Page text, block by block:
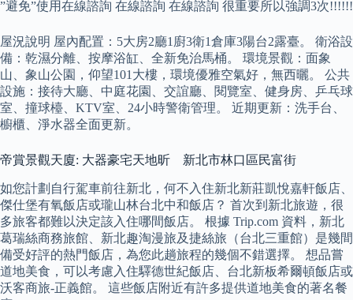
”避免”使用在線諮詢 在線諮詢 在線諮詢 很重要所以強調3次!!!!!!
屋況說明 屋內配置：5大房2廳1廚3衛1倉庫3陽台2露臺。 衛浴設
備：乾濕分離、按摩浴缸、全新免治馬桶。 環境景觀：面象
山、象山公園，仰望101大樓，環境優雅空氣好，無西曬。 公共
設施：接待大廳、中庭花園、交誼廳、閱覽室、健身房、乒乓球
室、撞球檯、KTV室、24小時警衛管理。 近期更新：洗手台、
櫥櫃、淨水器全面更新。
帝賞景觀天廈: 大器豪宅天地昕 新北市林口區民富街
如您計劃自行駕車前往新北，何不入住新北新莊凱悅嘉軒飯店、
傑仕堡有氧飯店或瓏山林台北中和飯店？ 首次到新北旅遊，很
多旅客都難以決定該入住哪間飯店。 根據 Trip.com 資料，新北
葛瑞絲商務旅館、新北趣淘漫旅及捷絲旅（台北三重館）是幾間
備受好評的熱門飯店，為您此趟旅程的幾個不錯選擇。 想品嘗
道地美食，可以考慮入住驛德世紀飯店、台北新板希爾頓飯店或
沃客商旅-正義館。 這些飯店附近有許多提供道地美食的著名餐